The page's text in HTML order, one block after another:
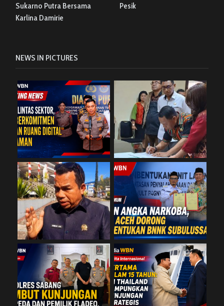
Sukarno Putra Bersama
Karlina Damirie
Pesik
NEWS IN PICTURES